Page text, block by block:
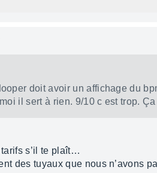
doit avoir un affichage du
il sert à rien. 9/10 c est trop.
s’il te plaît…
des tuyaux que nous n’avons